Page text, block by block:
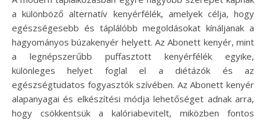
a különböző alternatív kenyérfélék, amelyek célja, hogy
egészségesebb és táplálóbb megoldásokat kínáljanak a
hagyományos búzakenyér helyett. Az Abonett kenyér, mint
a legnépszerűbb puffasztott kenyérfélék egyike,
különleges helyet foglal el a diétázók és az
egészségtudatos fogyasztók szívében. Az Abonett kenyér
alapanyagai és elkészítési módja lehetőséget adnak arra,
hogy csökkentsük a kalóriabevitelt, miközben fontos